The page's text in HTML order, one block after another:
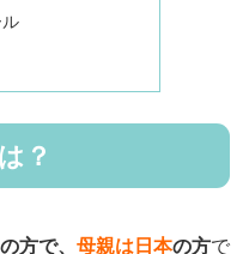
？
の方で、 母親は日本の方で